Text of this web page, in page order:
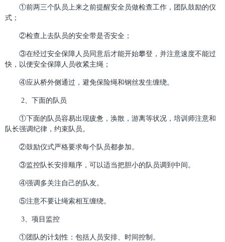
①前两三个队员上来之前提醒安全员做检查工作，团队鼓励的仪
式；
②检查上去队员的安全带是否安全；
③在经过安全保障人员同意后才能开始攀登，并注意速度不能过
快，以便安全保障人员收紧主绳；
④应从桥外侧通过，避免保险绳和钢丝发生缠绕。
2、下面的队员
①下面的队员容易出现疲惫，涣散，游离等状况，培训师注意和
队长强调纪律，约束队员。
②鼓励仪式严格要求每个队员都参加。
③监控队长安排顺序，可以适当把胆小的队员调到中间。
④强调多关注自己的队友。
⑤注意不要让绳索相互缠绕。
3、项目监控
①团队的计划性：包括人员安排、时间控制。